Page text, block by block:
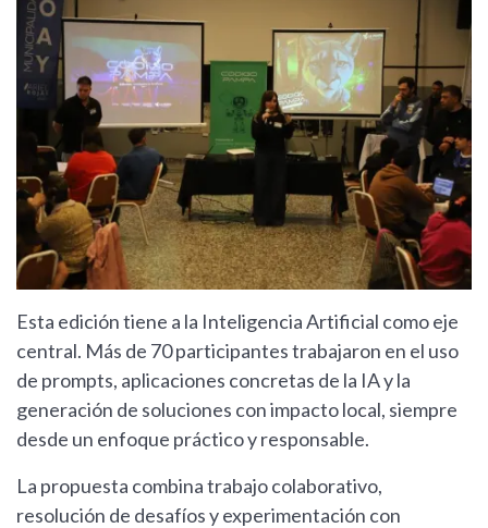
Esta edición tiene a la Inteligencia Artificial como eje
central. Más de 70 participantes trabajaron en el uso
de prompts, aplicaciones concretas de la IA y la
generación de soluciones con impacto local, siempre
desde un enfoque práctico y responsable.
La propuesta combina trabajo colaborativo,
resolución de desafíos y experimentación con